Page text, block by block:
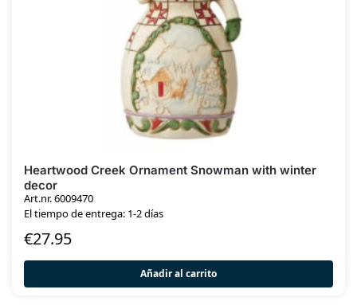
Heartwood Creek Ornament Snowman with winter
decor
Art.nr. 6009470
El tiempo de entrega: 1-2 días
€27.95
Añadir al carrito